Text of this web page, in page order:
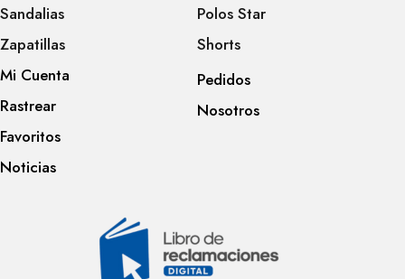
Sandalias
Zapatillas
Polos Star
Shorts
Mi Cuenta
Rastrear
Favoritos
Noticias
Pedidos
Nosotros